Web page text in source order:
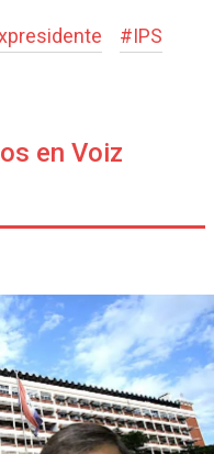
#IPS
en Voiz